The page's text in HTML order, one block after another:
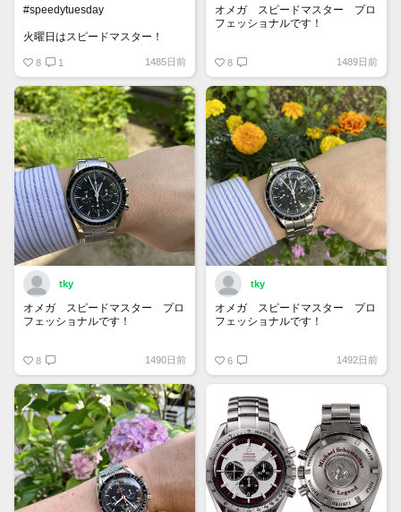
#speedytuesday
火曜日はスピードマスター！
8 1 1485日前
オメガ スピードマスター プロ
フェッショナルです！
す！
8 1489日前
tky
オメガ スピードマスター プロ
フェッショナルです！
リッシュ仕上げの2本のラインを
組み合わせていてとても精巧さを
感じます！
使用しているとしょうがないこと
ですがポリッシュの部分は傷が目
立ちますね…
大事に長く使っていきたいです！
8 1490日前
tky
オメガ スピードマスター プロ
フェッショナルです！
ズデー！
6 1492日前